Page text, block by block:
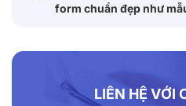
form chuẩn đẹp như
LIÊN HỆ VỚI